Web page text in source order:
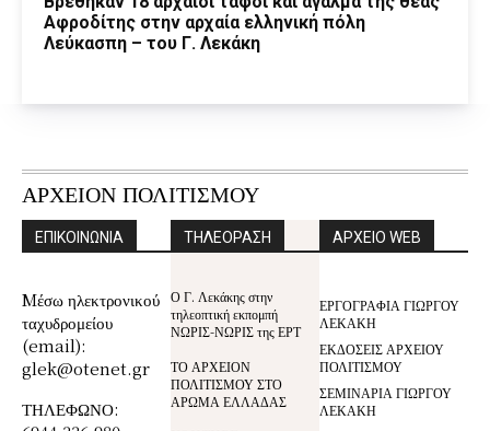
Αφροδίτης στην αρχαία ελληνική πόλη
Λεύκασπη – του Γ. Λεκάκη
ΑΡΧΕΙΟΝ ΠΟΛΙΤΙΣΜΟΥ
ΕΠΙΚΟΙΝΩΝΙΑ
Mέσω ηλεκτρονικού
ταχυδρομείου
(email):
glek@otenet.gr
ΤΗΛΕΦΩΝΟ:
ΤΗΛΕΟΡΑΣΗ
Ο Γ. Λεκάκης στην
τηλεοπτική εκπομπή
ΝΩΡΙΣ-ΝΩΡΙΣ της ΕΡΤ
ΤΟ ΑΡΧΕΙΟΝ
ΠΟΛΙΤΙΣΜΟΥ ΣΤΟ
ΑΡΩΜΑ ΕΛΛΑΔΑΣ
ΑΡΧΕΙΟ WEB
ΕΡΓΟΓΡΑΦΙΑ ΓΙΩΡΓΟΥ
ΛΕΚΑΚΗ
ΕΚΔΟΣΕΙΣ ΑΡΧΕΙΟΥ
ΠΟΛΙΤΙΣΜΟΥ
ΣΕΜΙΝΑΡΙΑ ΓΙΩΡΓΟΥ
ΛΕΚΑΚΗ